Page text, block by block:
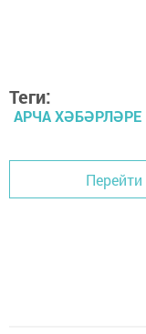
Теги:
АРЧА ХӘБӘРЛӘРЕ